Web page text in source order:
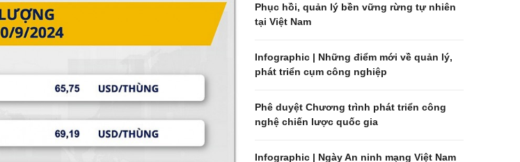
Phục hồi, quản lý bền vững rừng tự nhiên
tại Việt Nam
Infographic | Những điểm mới về quản lý,
phát triển cụm công nghiệp
Phê duyệt Chương trình phát triển công
nghệ chiến lược quốc gia
Infographic | Ngày An ninh mạng Việt Nam